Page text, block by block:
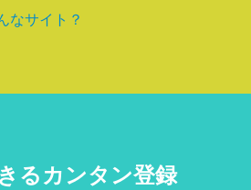
なサイト？
るカンタン登録